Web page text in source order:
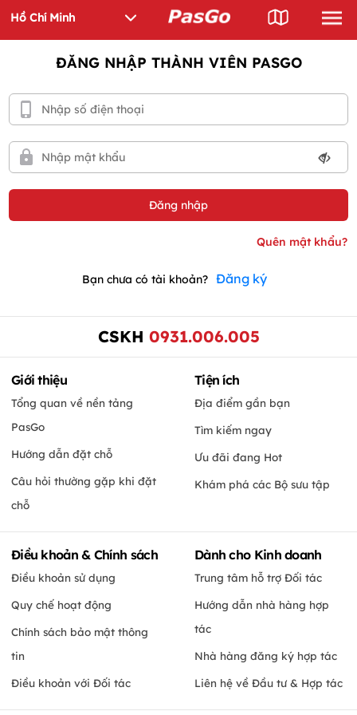
ĐĂNG NHẬP THÀNH VIÊN PASGO
Bạn chưa có tài khoản? Đăng ký
CSKH 0931.006.005
Giới thiệu
Tổng quan về nền tảng
PasGo
Hướng dẫn đặt chỗ
Câu hỏi thường gặp khi đặt
chỗ
Tiện ích
Địa điểm gần bạn
Tìm kiếm ngay
Ưu đãi đang Hot
Khám phá các Bộ sưu tập
Điều khoản & Chính sách
Điều khoản sử dụng
Quy chế hoạt động
Chính sách bảo mật thông
tin
Điều khoản với Đối tác
Dành cho Kinh doanh
Trung tâm hỗ trợ Đối tác
Hướng dẫn nhà hàng hợp
tác
Nhà hàng đăng ký hợp tác
Liên hệ về Đầu tư & Hợp tác